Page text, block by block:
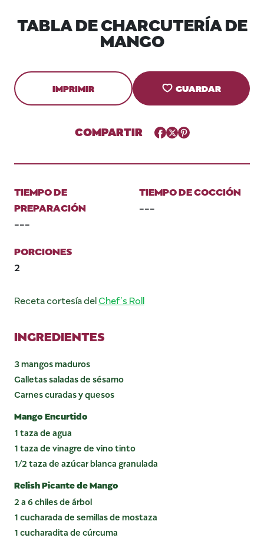
TABLA DE CHARCUTERÍA DE
MANGO
IMPRIMIR GUARDAR
COMPARTIR Facebook
TwitterPinterest
TIEMPO DE
PREPARACIÓN
---
TIEMPO DE COCCIÓN
---
PORCIONES
2
Receta cortesía delChef’s Roll
INGREDIENTES
3 mangos maduros
Galletas saladas de sésamo
Carnes curadas y quesos
Mango Encurtido
1 taza de agua
1 taza de vinagre de vino tinto
1/2 taza de azúcar blanca granulada
Relish Picante de Mango
2 a 6 chiles de árbol
1 cucharada de semillas de mostaza
1 cucharadita de cúrcuma